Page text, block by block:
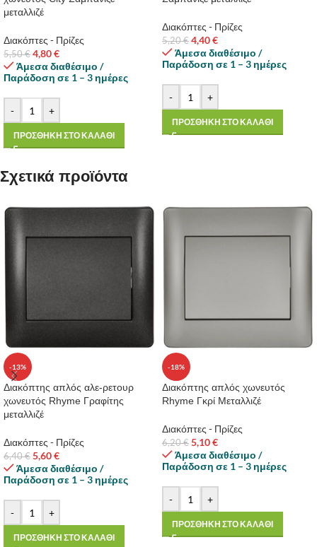
μεταλλιζέ
Διακόπτες - Πρίζες
5,50€ 4,80€
Άμεσα διαθέσιμο /
Παράδοση σε 1 – 3 ημέρες
- +
ΠΡΟΣΘΗΚΗ ΣΤΟ ΚΑΛΑΘΙ
Διακόπτες - Πρίζες
5,20€ 4,40€
Άμεσα διαθέσιμο /
Παράδοση σε 1 – 3 ημέρες
- +
ΠΡΟΣΘΗΚΗ ΣΤΟ ΚΑΛΑΘΙ
Σχετικά προϊόντα
-13%
Διακόπτης απλός αλε-ρετουρ
χωνευτός Rhyme Γραφίτης
μεταλλιζέ
Διακόπτες - Πρίζες
6,40€ 5,60€
Άμεσα διαθέσιμο /
Παράδοση σε 1 – 3 ημέρες
- +
ΠΡΟΣΘΗΚΗ ΣΤΟ ΚΑΛΑΘΙ
-18%
Διακόπτης απλός χωνευτός
Rhyme Γκρί Μεταλλιζέ
Διακόπτες - Πρίζες
6,20€ 5,10€
Άμεσα διαθέσιμο /
Παράδοση σε 1 – 3 ημέρες
- +
ΠΡΟΣΘΗΚΗ ΣΤΟ ΚΑΛΑΘΙ